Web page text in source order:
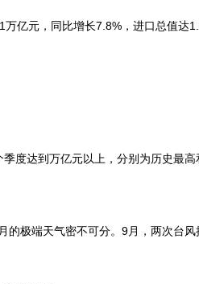
亿元，同比增长7.8%，进口总值达
度达到万亿元以上，分别为历史最高
极端天气密不可分。9月，两次台